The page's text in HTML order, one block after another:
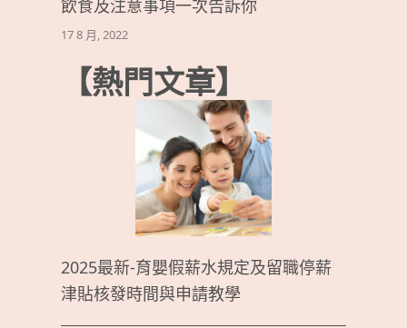
飲食及注意事項一次告訴你
17 8 月, 2022
【熱門文章】
2025最新-育嬰假薪水規定及留職停薪
津貼核發時間與申請教學